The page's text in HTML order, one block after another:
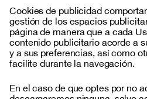
Cookies de publicidad
gestión de los espacios
página de manera que a cada
contenido publicitario acorde a
y a sus preferencias, así como
facilite durante la navegación.
En el caso de que optes por no